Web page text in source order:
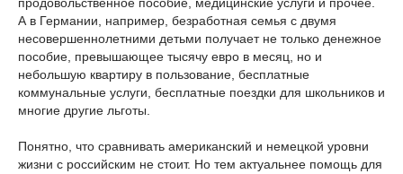
А в Германии, например, безработная семья с двумя
несовершеннолетними детьми получает не только денежное
пособие, превышающее тысячу евро в месяц, но и
небольшую квартиру в пользование, бесплатные
коммунальные услуги, бесплатные поездки для школьников и
многие другие льготы.
Понятно, что сравнивать американский и немецкой уровни
жизни с российским не стоит. Но тем актуальнее помощь для